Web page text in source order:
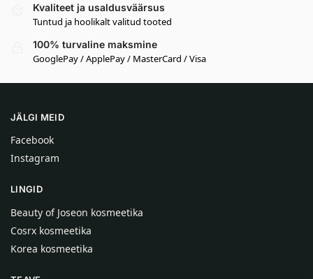
Kvaliteet ja usaldusväärsus
Tuntud ja hoolikalt valitud tooted
100% turvaline maksmine
GooglePay / ApplePay / MasterCard / Visa
JÄLGI MEID
Facebook
Instagram
LINGID
Beauty of Joseon kosmeetika
Cosrx kosmeetika
Korea kosmeetika